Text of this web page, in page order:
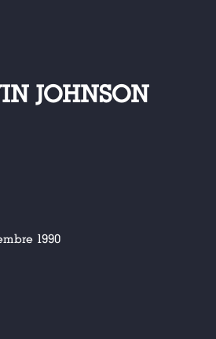
JOHNSON
1990